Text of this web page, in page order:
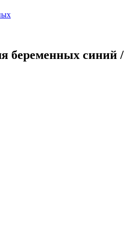
беременных синий /